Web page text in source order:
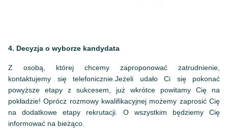
4. Decyzja o wyborze kandydata
Z osobą, której chcemy zaproponować zatrudnienie,
kontaktujemy się telefonicznie.Jeżeli udało Ci się pokonać
powyższe etapy z sukcesem, już wkrótce powitamy Cię na
pokładzie! Oprócz rozmowy kwalifikacyjnej możemy zaprosić Cię
na dodatkowe etapy rekrutacji. O wszystkim będziemy Cię
informować na bieżąco.